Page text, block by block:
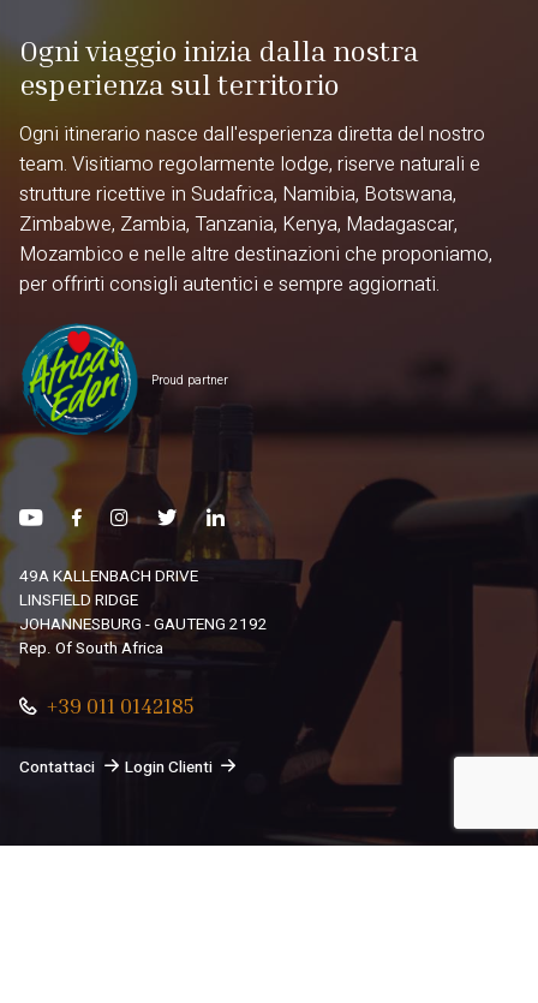
Ogni viaggio inizia dalla nostra
esperienza sul territorio
Ogni itinerario nasce dall'esperienza diretta del nostro
team. Visitiamo regolarmente lodge, riserve naturali e
strutture ricettive in Sudafrica, Namibia, Botswana,
Zimbabwe, Zambia, Tanzania, Kenya, Madagascar,
Mozambico e nelle altre destinazioni che proponiamo,
per offrirti consigli autentici e sempre aggiornati.
Proud partner
49A KALLENBACH DRIVE
LINSFIELD RIDGE
JOHANNESBURG - GAUTENG 2192
Rep. Of South Africa
+39 011 0142185
Contattaci Login Clienti